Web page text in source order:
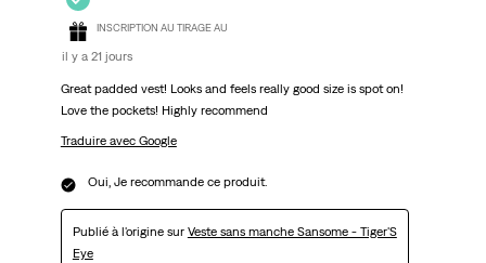
INSCRIPTION AU TIRAGE AU
il y a 21 jours
Great padded vest! Looks and feels really good size is spot on!
Love the pockets! Highly recommend
Traduire avec Google
Oui, Je recommande ce produit.
Publié à l'origine sur Veste sans manche Sansome - Tiger'S
Eye